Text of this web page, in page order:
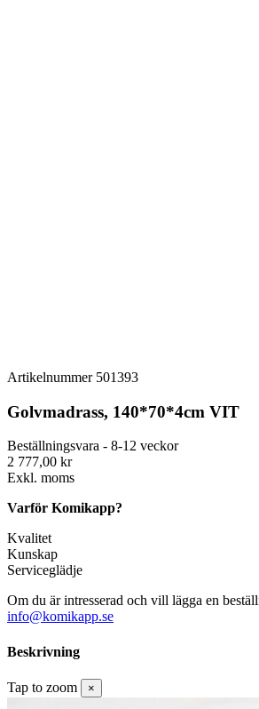
Artikelnummer 501393
Golvmadrass, 140*70*4cm VIT
Beställningsvara - 8-12 veckor
2 777,00 kr
Exkl. moms
Varför Komikapp?
Kvalitet
Kunskap
Serviceglädje
Om du är intresserad och vill lägga en
info@komikapp.se
Beskrivning
Tap to zoom ×